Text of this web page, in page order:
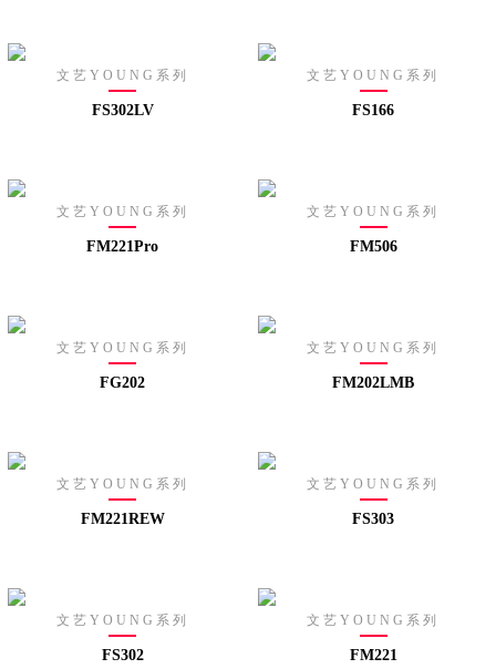
文艺YOUNG系列
FS302LV
文艺YOUNG系列
FS166
文艺YOUNG系列
FM221Pro
文艺YOUNG系列
FM506
文艺YOUNG系列
FG202
文艺YOUNG系列
FM202LMB
文艺YOUNG系列
FM221REW
文艺YOUNG系列
FS303
文艺YOUNG系列
FS302
文艺YOUNG系列
FM221